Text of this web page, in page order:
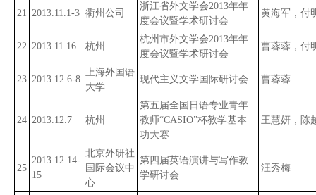
21 2013.11.1-3 衢州公司
浙江省外文学会2013年年
度会议暨学术研讨会
黄海军，付
22 2013.11.16 杭州
杭州市外文学会2013年年
度会议暨学术研讨会
曹蓉蓉，付
23 2013.12.6-8
上海外国语
大学
现代主义文学国际研讨会 曹蓉蓉
24 2013.12.7 杭州
第五届全国日语专业青年
教师“CASIO”杯教学基本
功大赛
王慧妍，陈
25
2013.12.14-
15
北京外研社
国际会议中
心
第四届英语演讲与写作教
学研讨会
汪秀梅